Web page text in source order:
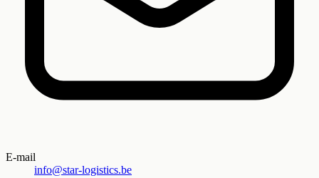
E-mail
info@star-logistics.be